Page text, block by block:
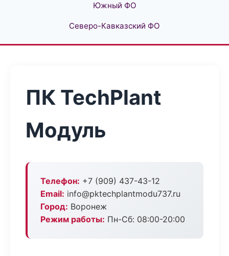
Южный ФО
Северо-Кавказский ФО
ПК TechPlant
Модуль
Телефон: +7 (909) 437-43-12
Email: info@pktechplantmodu737.ru
Город: Воронеж
Режим работы: Пн-Сб: 08:00-20:00